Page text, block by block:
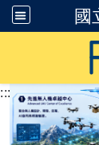
國
:::